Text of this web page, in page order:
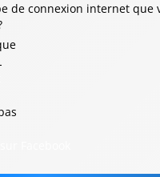
de connexion internet que